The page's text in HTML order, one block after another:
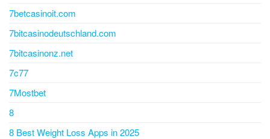
7betcasinoit.com
7bitcasinodeutschland.com
7bitcasinonz.net
7c77
7Mostbet
8
8 Best Weight Loss Apps in 2025